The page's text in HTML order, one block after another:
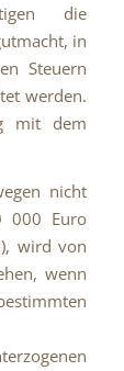
die
in
Steuern
werden.
mit dem
nicht
000 Euro
wird von
wenn